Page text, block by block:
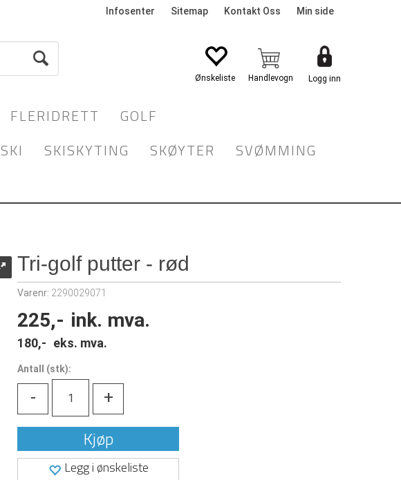
Infosenter Sitemap Kontakt Oss Min side
Logg inn
FLERIDRETT
GOLF
SKI SKISKYTING SKØYTER
SVØMMING
Tri-golf putter - rød
Varenr: 2290029071
225,- ink. mva.
180,- eks. mva.
Antall (stk):
- +
Kjøp
Legg i ønskeliste